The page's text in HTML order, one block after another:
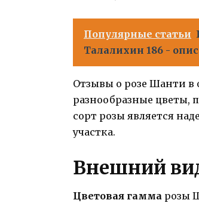
Популярные статьи
Талалихин 186 -
Отзывы о розе Шанти в
разнообразные цветы,
сорт розы является
участка.
Внешний
Цветовая гамма розы